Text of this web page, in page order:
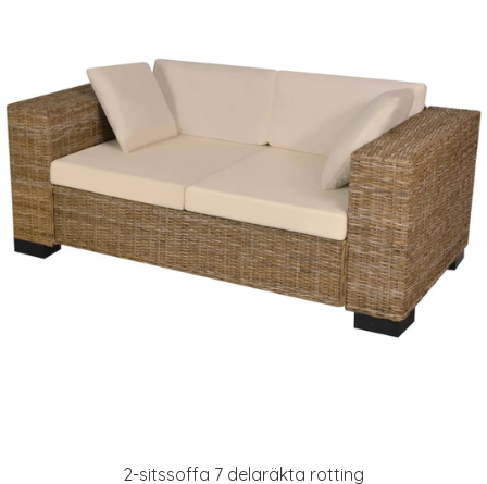
2-sitssoffa 7 delaräkta rotting